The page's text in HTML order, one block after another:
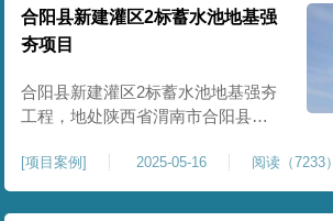
基，消除采空地质风险，提升场地
整体稳定性与承载力，彻底改善地
块建设条件，实现矿区地质灾害治
理与土地安全利用。
合阳县新建灌区2标蓄水池地基强
夯项目
合阳县新建灌区2标蓄水池地基强夯
工程，地处陕西省渭南市合阳县，
的关键前置工程，主要服务于片区
农业灌溉蓄水配套建设，为后续蓄
水池主体施工筑牢地基基础，保障
[项目案例] 2025-05-16 阅读（7233）